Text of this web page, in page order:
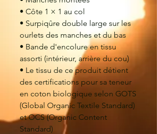
• Côte 1 × 1 au col
• Surpiqûre double large sur les
ourlets des manches et du bas
• Bande d'encolure en tissu
assorti (intérieur, arrière du cou)
• Le tissu de ce produit détient
des certifications pour sa teneur
en coton biologique selon GOTS
(Global Organic Textile Standard)
et OCS (Organic Content
Standard)